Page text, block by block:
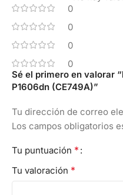
0
0
0
0
Sé el primero en valorar
P1606dn (CE749A)”
Tu dirección de correo
Los campos obligatorios
Tu puntuación *
Tu valoración *